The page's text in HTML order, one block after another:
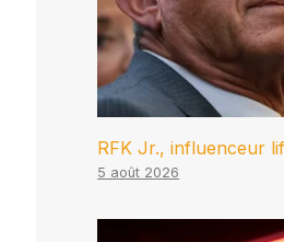
RFK Jr., influenceur
5 août 2026